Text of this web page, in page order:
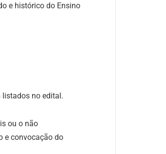
e histórico do Ensino
listados no edital.
ou o não
e convocação do